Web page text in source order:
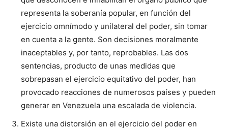
representa la soberanía popular, en función del
ejercicio omnímodo y unilateral del poder, sin tomar
en cuenta a la gente. Son decisiones moralmente
inaceptables y, por tanto, reprobables. Las dos
sentencias, producto de unas medidas que
sobrepasan el ejercicio equitativo del poder, han
provocado reacciones de numerosos países y pueden
generar en Venezuela una escalada de violencia.
Existe una distorsión en el ejercicio del poder en